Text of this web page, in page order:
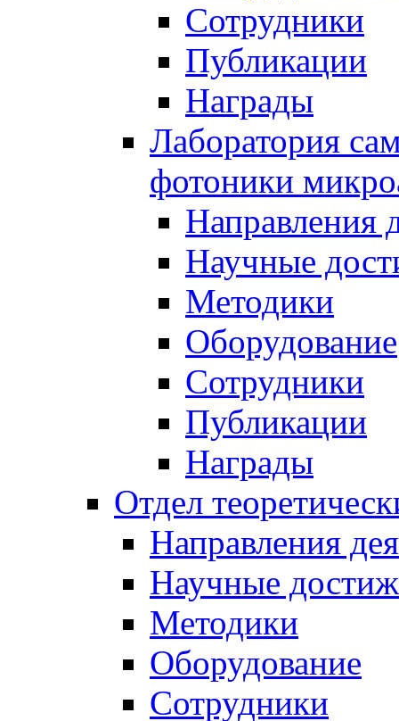
Сотрудники
Публикации
Награды
Лаборатория
фотоники
Направления
Научные
Методики
Оборудование
Сотрудники
Публикации
Награды
Отдел
Направления
Научные
Методики
Оборудование
Сотрудники